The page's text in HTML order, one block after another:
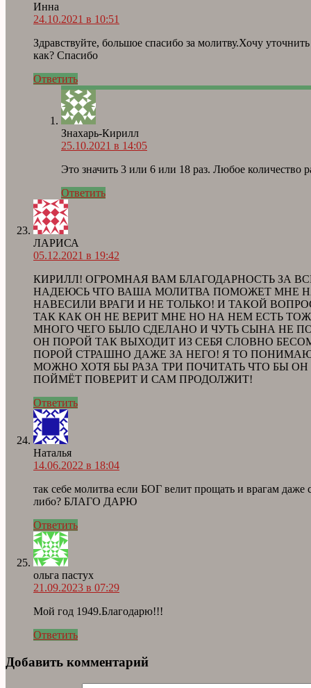
Инна
24.10.2021 в 10:51
Здравствуйте, большое спасибо за молитву.Хочу
как? Спасибо
Ответить
Знахарь-Кирилл
25.10.2021 в 14:05
Это значить 3 или 6 или 18 раз. Любое количество
Ответить
ЛАРИСА
05.12.2021 в 19:42
КИРИЛЛ! ОГРОМНАЯ ВАМ БЛАГОДАРНОСТЬ ЗА
НАДЕЮСЬ ЧТО ВАША МОЛИТВА ПОМОЖЕТ МНЕ
НАВЕСИЛИ ВРАГИ И НЕ ТОЛЬКО! И ТАКОЙ
ТАК КАК ОН НЕ ВЕРИТ МНЕ НО НА НЕМ ЕСТЬ
МНОГО ЧЕГО БЫЛО СДЕЛАНО И ЧУТЬ СЫНА НЕ
ОН ПОРОЙ ТАК ВЫХОДИТ ИЗ СЕБЯ СЛОВНО
ПОРОЙ СТРАШНО ДАЖЕ ЗА НЕГО! Я ТО
МОЖНО ХОТЯ БЫ РАЗА ТРИ ПОЧИТАТЬ ЧТО БЫ
ПОЙМЁТ ПОВЕРИТ И САМ ПРОДОЛЖИТ!
Ответить
Наталья
14.06.2022 в 18:04
так себе молитва если БОГ велит прощать и врагам даже
либо? БЛАГО ДАРЮ
Ответить
ольга пастух
21.09.2023 в 07:29
Мой год 1949.Благодарю!!!
Ответить
Добавить комментарий